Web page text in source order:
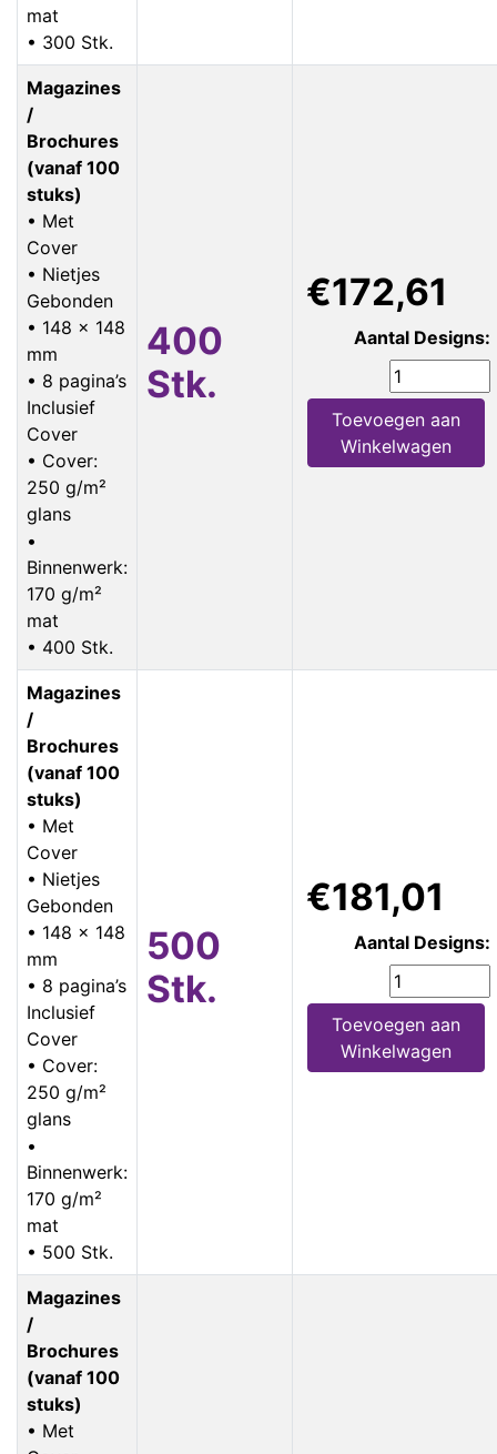
mat
• 300 Stk.
Magazines
/
Brochures
(vanaf 100
stuks)
• Met
Cover
• Nietjes
Gebonden
• 148 x 148
mm
• 8 pagina’s
Inclusief
Cover
• Cover:
250 g/m²
glans
•
Binnenwerk:
170 g/m²
mat
• 400 Stk.
400
Stk.
€172,61
Aantal Designs:
Toevoegen aan
Winkelwagen
Magazines
/
Brochures
(vanaf 100
stuks)
• Met
Cover
• Nietjes
Gebonden
• 148 x 148
mm
• 8 pagina’s
Inclusief
Cover
• Cover:
250 g/m²
glans
•
Binnenwerk:
170 g/m²
mat
• 500 Stk.
500
Stk.
€181,01
Aantal Designs:
Toevoegen aan
Winkelwagen
Magazines
/
Brochures
(vanaf 100
stuks)
• Met